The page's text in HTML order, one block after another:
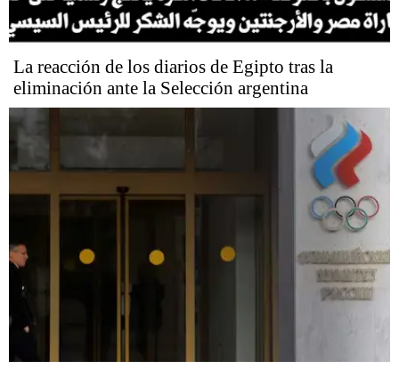
La reacción de los diarios de Egipto tras la
eliminación ante la Selección argentina